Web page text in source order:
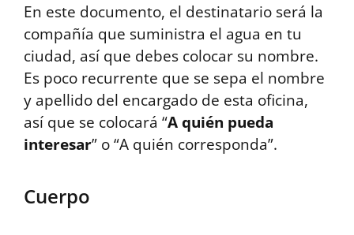
En este documento, el destinatario será la
compañía que suministra el agua en tu
ciudad, así que debes colocar su nombre.
Es poco recurrente que se sepa el nombre
y apellido del encargado de esta oficina,
así que se colocará “A quién pueda
interesar” o “A quién corresponda”.
Cuerpo